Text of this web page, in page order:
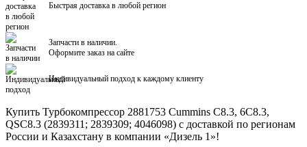
Быстрая доставка в любой регион
Запчасти в наличии.
Оформите заказ на сайте
Индивидуальный подход к каждому клиенту
Купить Турбокомпрессор 2881753 Cummins C8.3, 6C8.3,
QSC8.3 (2839311; 2839309; 4046098) с доставкой по регионам
России и Казахстану в компании «Дизель 1»!